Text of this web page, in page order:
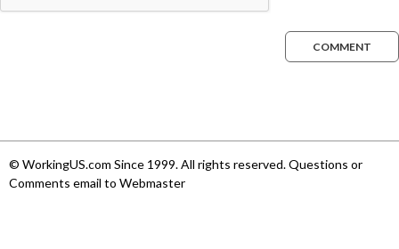
COMMENT
© WorkingUS.com Since 1999. All rights reserved. Questions or
Comments email to Webmaster